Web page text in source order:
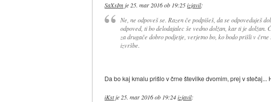
SaXsIm je 25. mar 2016 ob 19:25 izjavil:
Ne, ne odpoveš se. Razen če podpišeš, da se odpoveduješ
odpoved, ti bo delodajalec še vedno dolžan, kar ti je dolžan.
za drugače dobro podjetje, verjetno bo, ko bodo prišli v
izvršbe.
Da bo kaj kmalu prišlo v črne številke dvomim, prej v stečaj...
iKstje 25. mar 2016 ob 19:24 izjavil: